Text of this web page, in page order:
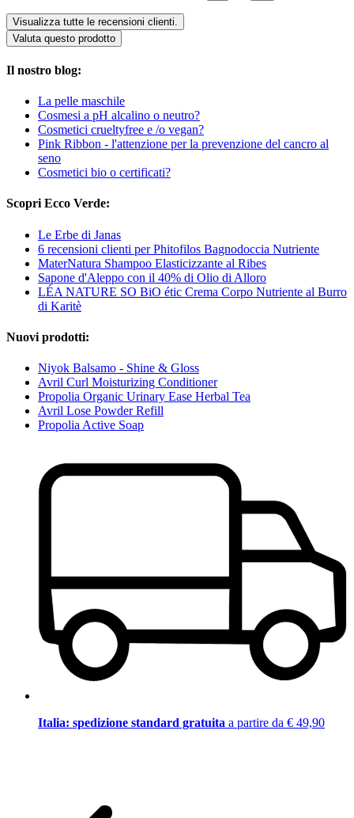
Visualizza tutte le recensioni clienti.
Valuta questo prodotto
Il nostro blog:
La pelle maschile
Cosmesi a pH alcalino o neutro?
Cosmetici crueltyfree e /o vegan?
Pink Ribbon - l'attenzione per la prevenzione del cancro al
seno
Cosmetici bio o certificati?
Scopri Ecco Verde:
Le Erbe di Janas
6 recensioni clienti per Phitofilos Bagnodoccia Nutriente
MaterNatura Shampoo Elasticizzante al Ribes
Sapone d'Aleppo con il 40% di Olio di Alloro
LÉA NATURE SO BiO étic Crema Corpo Nutriente al Burro
di Karitè
Nuovi prodotti:
Niyok Balsamo - Shine & Gloss
Avril Curl Moisturizing Conditioner
Propolia Organic Urinary Ease Herbal Tea
Avril Lose Powder Refill
Propolia Active Soap
Italia: spedizione standard gratuita a partire da € 49,90